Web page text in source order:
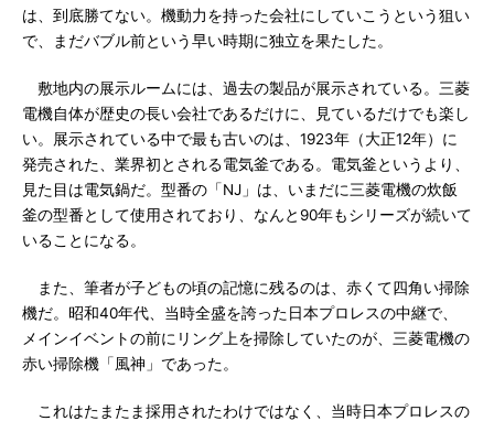
は、到底勝てない。機動力を持った会社にしていこうという狙い
で、まだバブル前という早い時期に独立を果たした。
敷地内の展示ルームには、過去の製品が展示されている。三菱
電機自体が歴史の長い会社であるだけに、見ているだけでも楽し
い。展示されている中で最も古いのは、1923年（大正12年）に
発売された、業界初とされる電気釜である。電気釜というより、
見た目は電気鍋だ。型番の「NJ」は、いまだに三菱電機の炊飯
釜の型番として使用されており、なんと90年もシリーズが続いて
いることになる。
また、筆者が子どもの頃の記憶に残るのは、赤くて四角い掃除
機だ。昭和40年代、当時全盛を誇った日本プロレスの中継で、
メインイベントの前にリング上を掃除していたのが、三菱電機の
赤い掃除機「風神」であった。
これはたまたま採用されたわけではなく、当時日本プロレスの